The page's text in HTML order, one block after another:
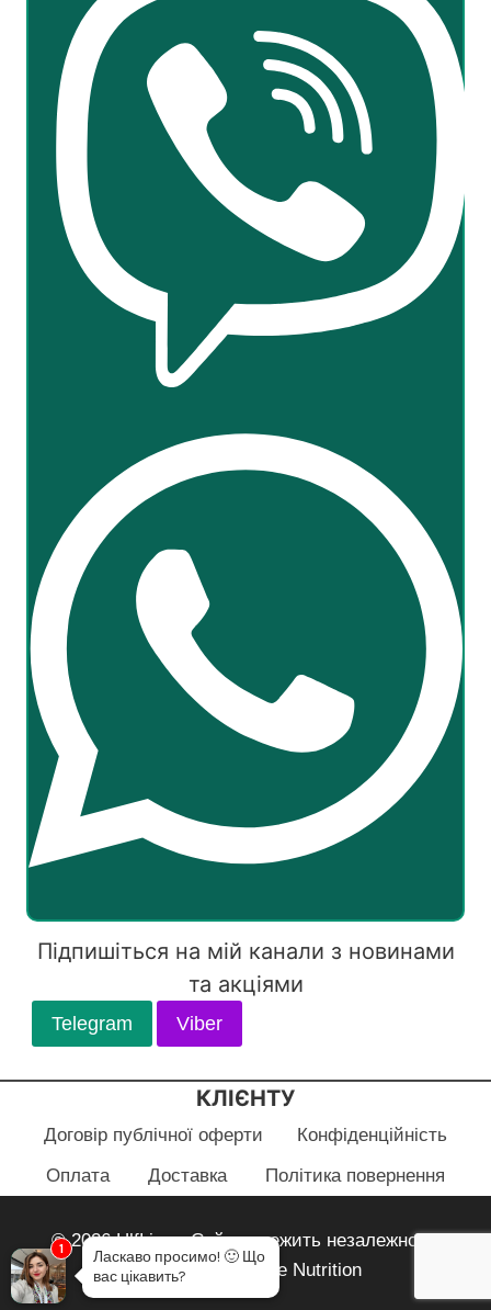
Підпишіться на мій канали з новинами
та акціями
Telegram Viber
КЛІЄНТУ
Договір публічної оферти
Конфіденційність
Оплата
Доставка Політика повернення
© 2026 HlfLiza - Сайт належить незалежному
партнеру Herbalife Nutrition
1 Ласкаво просимо! 🙂 Що
вас цікавить?